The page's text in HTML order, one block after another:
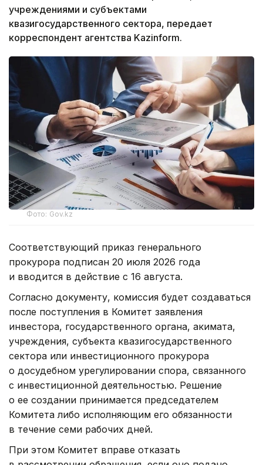
учреждениями и субъектами
квазигосударственного сектора, передает
корреспондент агентства Kazinform.
Фото: Gov.kz
Соответствующий приказ генерального
прокурора подписан 20 июля 2026 года
и вводится в действие с 16 августа.
Согласно документу, комиссия будет создаваться
после поступления в Комитет заявления
инвестора, государственного органа, акимата,
учреждения, субъекта квазигосударственного
сектора или инвестиционного прокурора
о досудебном урегулировании спора, связанного
с инвестиционной деятельностью. Решение
о ее создании принимается председателем
Комитета либо исполняющим его обязанности
в течение семи рабочих дней.
При этом Комитет вправе отказать